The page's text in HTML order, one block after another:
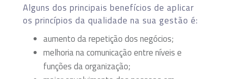
Alguns dos principais benefícios de aplicar
os princípios da qualidade na sua gestão é:
aumento da repetição dos negócios;
melhoria na comunicação entre níveis e
funções da organização;